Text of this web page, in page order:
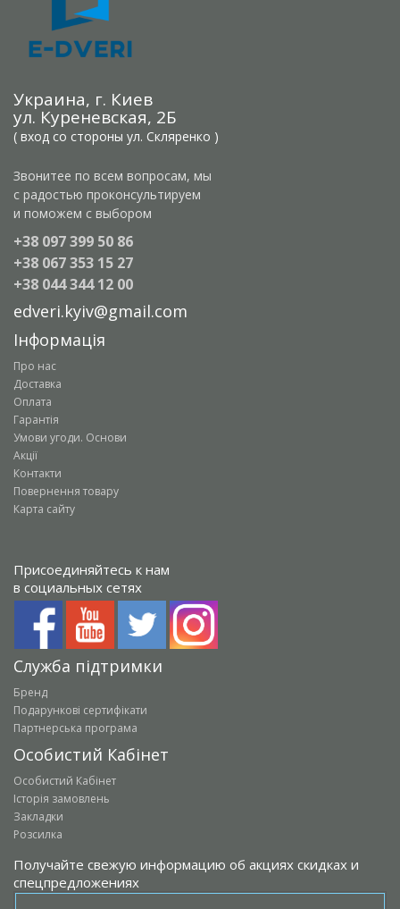
Украина, г. Киев
ул. Куреневская, 2Б
( вход со стороны ул. Скляренко )
Звонитее по всем вопросам, мы
с радостью проконсультируем
и поможем с выбором
+38 097 399 50 86
+38 067 353 15 27
+38 044 344 12 00
edveri.kyiv@gmail.com
Інформація
Про нас
Доставка
Оплата
Гарантія
Умови угоди. Основи
Акції
Контакти
Повернення товару
Карта сайту
Присоединяйтесь к нам
в социальных сетях
Служба підтримки
Бренд
Подарункові сертифікати
Партнерська програма
Особистий Кабінет
Особистий Кабінет
Історія замовлень
Закладки
Розсилка
Получайте свежую информацию об акциях скидках и
спецпредложениях